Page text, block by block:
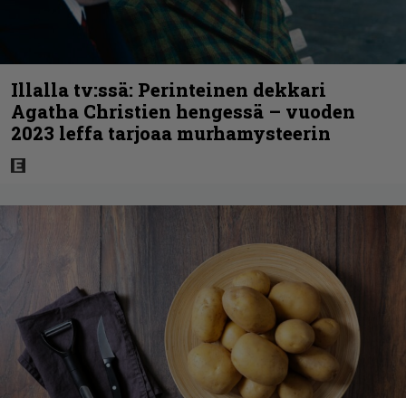
Illalla tv:ssä: Perinteinen dekkari
Agatha Christien hengessä – vuoden
2023 leffa tarjoaa murhamysteerin